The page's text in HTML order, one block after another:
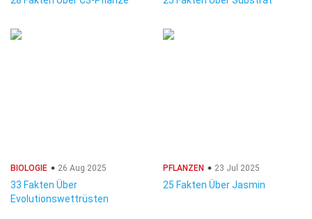
BIOLOGIE 26 Aug 2025
33 Fakten Über
Evolutionswettrüsten
PFLANZEN 23 Jul 2025
25 Fakten Über Jasmin